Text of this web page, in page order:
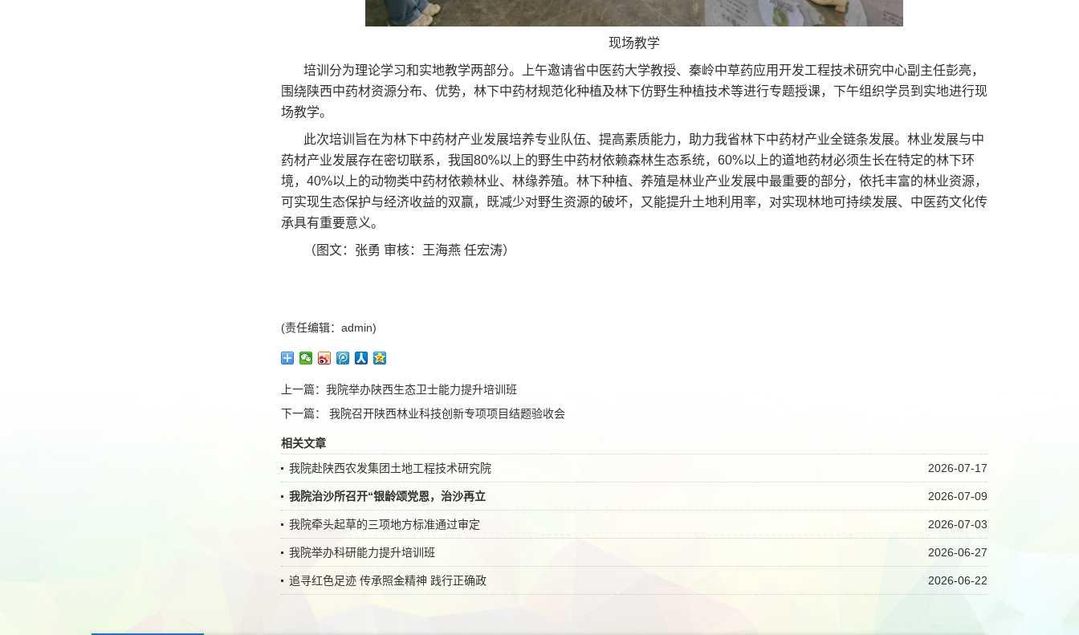
现场教学
培训分为理论学习和实地教学两部分。上午邀请省中医药大学教授、秦岭中草药应用开发工程技术研究中心副主任彭亮，
围绕陕西中药材资源分布、优势，林下中药材规范化种植及林下仿野生种植技术等进行专题授课，下午组织学员到实地进行现
场教学。
此次培训旨在为林下中药材产业发展培养专业队伍、提高素质能力，助力我省林下中药材产业全链条发展。林业发展与中
药材产业发展存在密切联系，我国80%以上的野生中药材依赖森林生态系统，60%以上的道地药材必须生长在特定的林下环
境，40%以上的动物类中药材依赖林业、林缘养殖。林下种植、养殖是林业产业发展中最重要的部分，依托丰富的林业资源，
可实现生态保护与经济收益的双赢，既减少对野生资源的破坏，又能提升土地利用率，对实现林地可持续发展、中医药文化传
承具有重要意义。
（图文：张勇 审核：王海燕 任宏涛）
(责任编辑：admin)
上一篇： 我院举办陕西生态卫士能力提升培训班
下一篇：
我院召开陕西林业科技创新专项项目结题验收会
相关文章
2026-07-17
我院赴陕西农发集团土地工程技术研究院
2026-07-09
我院治沙所召开“银龄颂党恩，治沙再立
2026-07-03
我院牵头起草的三项地方标准通过审定
2026-06-27
我院举办科研能力提升培训班
2026-06-22
追寻红色足迹 传承照金精神 践行正确政